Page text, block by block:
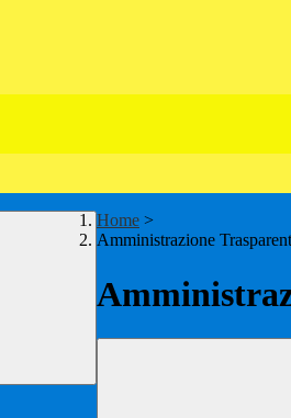
Home >
Amministrazione